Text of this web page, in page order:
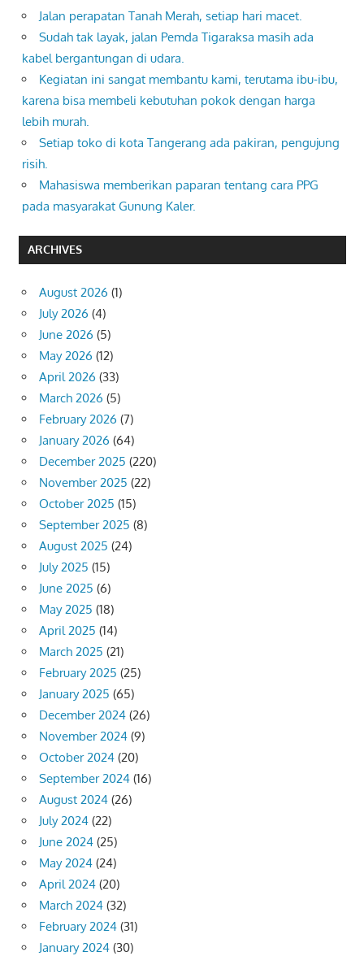
Jalan perapatan Tanah Merah, setiap hari macet.
Sudah tak layak, jalan Pemda Tigaraksa masih ada
kabel bergantungan di udara.
Kegiatan ini sangat membantu kami, terutama ibu-ibu,
karena bisa membeli kebutuhan pokok dengan harga
lebih murah.
Setiap toko di kota Tangerang ada pakiran, pengujung
risih.
Mahasiswa memberikan paparan tentang cara PPG
pada masyarakat Gunung Kaler.
ARCHIVES
August 2026 (1)
July 2026 (4)
June 2026 (5)
May 2026 (12)
April 2026 (33)
March 2026 (5)
February 2026 (7)
January 2026 (64)
December 2025 (220)
November 2025 (22)
October 2025 (15)
September 2025 (8)
August 2025 (24)
July 2025 (15)
June 2025 (6)
May 2025 (18)
April 2025 (14)
March 2025 (21)
February 2025 (25)
January 2025 (65)
December 2024 (26)
November 2024 (9)
October 2024 (20)
September 2024 (16)
August 2024 (26)
July 2024 (22)
June 2024 (25)
May 2024 (24)
April 2024 (20)
March 2024 (32)
February 2024 (31)
January 2024 (30)